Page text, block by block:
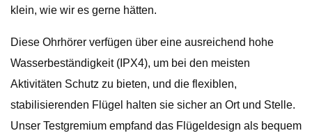
klein, wie wir es gerne hätten.
Diese Ohrhörer verfügen über eine ausreichend hohe
Wasserbeständigkeit (IPX4), um bei den meisten
Aktivitäten Schutz zu bieten, und die flexiblen,
stabilisierenden Flügel halten sie sicher an Ort und Stelle.
Unser Testgremium empfand das Flügeldesign als bequem